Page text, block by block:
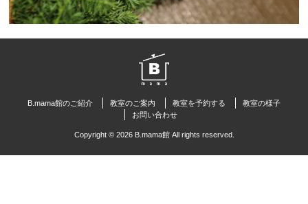
B.mama館のご紹介 教室のご案内 教室を予約する
教室の様子
お問い合わせ
Copyright © 2026 B.mama館 All rights reserved.